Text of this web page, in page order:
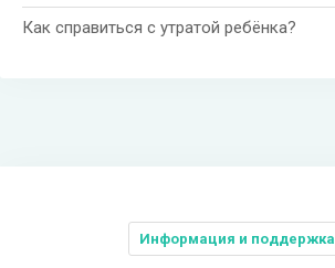
Как справиться с утратой ребёнка?
Информация и поддержка